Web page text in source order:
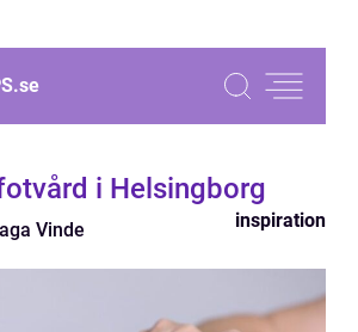
se
i Helsingborg
Vinde inspiration